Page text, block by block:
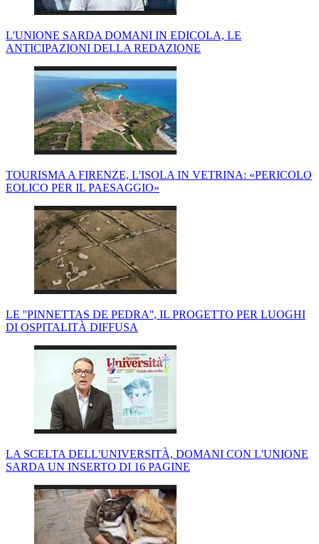
L'UNIONE SARDA DOMANI IN EDICOLA, LE
ANTICIPAZIONI DELLA REDAZIONE
TOURISMA A FIRENZE, L'ISOLA IN VETRINA: «PERICOLO
EOLICO PER IL PAESAGGIO»
LE ''PINNETTAS DE PEDRA'', IL PROGETTO PER LUOGHI
DI OSPITALITÀ DIFFUSA
LA SCELTA DELL'UNIVERSITÀ, DOMANI CON L'UNIONE
SARDA UN INSERTO DI 16 PAGINE